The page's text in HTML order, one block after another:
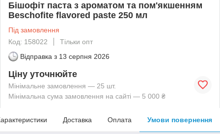
Бішофіт паста з ароматом та пом'якшенням
Beschofite flavored paste 250 мл
Під замовлення
Код: 158022
Тільки опт
Відправка з 13 серпня 2026
Ціну уточнюйте
Мінімальне замовлення — 25 шт.
Мінімальна сума замовлення на сайті — 5 000 ₴
Доставка Оплата Умови повернення